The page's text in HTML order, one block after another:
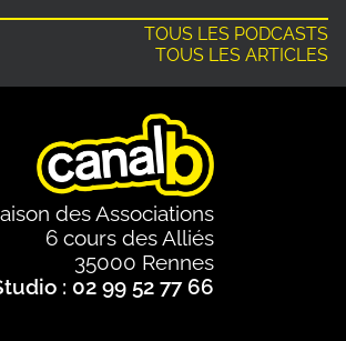
TOUS LES PODCASTS
TOUS LES ARTICLES
des Associations
6 cours des Alliés
35000 Rennes
: 02 99 52 77 66